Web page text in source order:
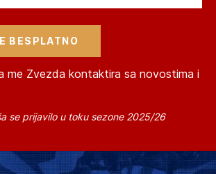
me Zvezda kontaktira sa novostima i
se prijavilo u toku sezone 2025/26